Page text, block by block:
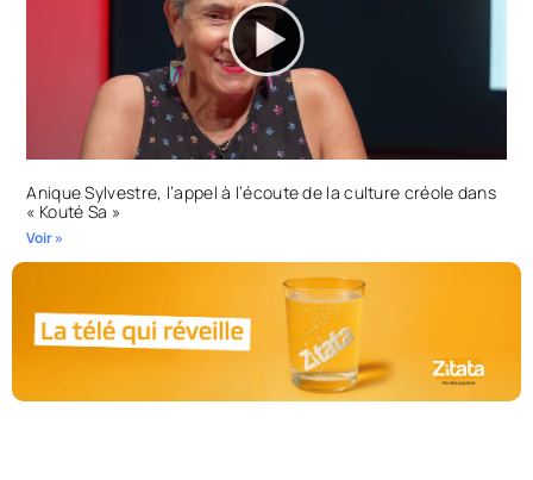
Anique Sylvestre, l’appel à l’écoute de la culture créole dans
« Kouté Sa »
Voir »